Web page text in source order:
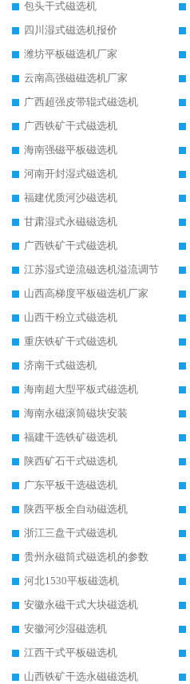
包头干式磁选机
四川湿式磁选机报价
潍坊平板磁选机厂家
云南高强磁磁选机厂家
广西超强皮带辊式磁选机
广西铁矿干式磁选机
海南强磁平板磁选机
河南开封湿式磁选机
福建优质河沙磁选机
甘肃湿式永磁磁选机
广西铁矿干式磁选机
江苏湿式逆流磁选机溢流调节
山西高梯度平板磁选机厂家
山西干粉立式磁选机
重庆铁矿干式磁选机
济南干式磁选机
海南超大型平板式磁选机
海南永磁滚筒磁块安装
福建干选铁矿磁选机
陕西矿石干式磁选机
广东平板干选磁选机
陕西平板全自动磁选机
浙江三盘干式磁选机
贵州永磁筒式磁选机的参数
河北1530平板磁选机
安徽永磁干式大块磁选机
安徽河沙湿磁选机
江西干式平板磁选机
山西铁矿干选永磁磁选机